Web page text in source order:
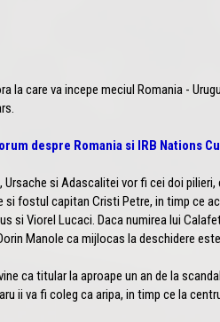
la care va incepe meciul Romania -
despre Romania si IRB Nations
Ursache si Adascalitei vor fi cei doi
si fostul capitan Cristi Petre, in timp ce
si Viorel Lucaci. Daca numirea lui
Manole ca mijlocas la deschidere
ca titular la aproape un an de la
ii va fi coleg ca aripa, in timp ce la